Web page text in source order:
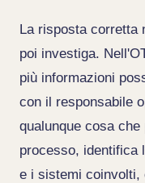
La risposta corretta
poi investiga.
più informazioni
con il responsabile
qualunque cosa
processo, identifica
e i sistemi coinvolti,